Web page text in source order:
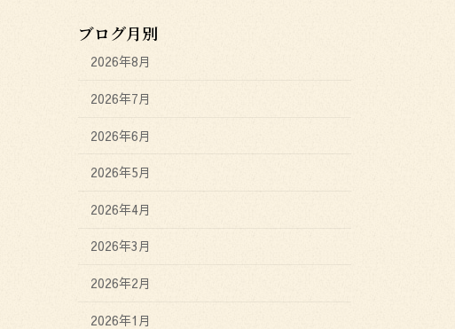
ブログ月別
2026年8月
2026年7月
2026年6月
2026年5月
2026年4月
2026年3月
2026年2月
2026年1月